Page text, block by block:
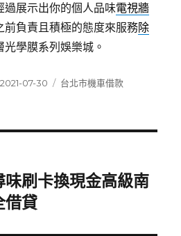
過展示出你的個人品味電視牆
前負責且積極的態度來服務除
學膜系列娛樂城。
發
2021-07-30
分
台北市機車借款
味刷卡換現金高級南
借貸